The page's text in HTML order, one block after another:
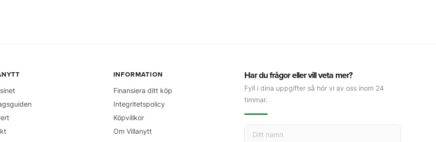
INFORMATION
Finansiera ditt köp
Integritetspolicy
Köpvillkor
Om Villanytt
Har du frågor eller vill veta mer?
Fyll i dina uppgifter så hör vi av oss inom 24
timmar.